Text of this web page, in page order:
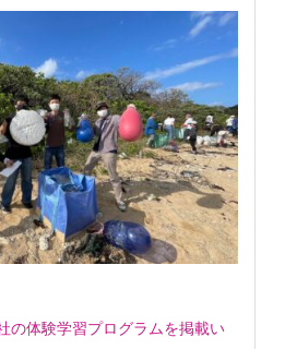
の体験学習プログラムを掲載い